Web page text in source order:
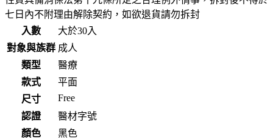
七日內不附理由解除契約，如欲退貨請勿拆封
入數
大於30入
對象與族群 成人
類型
醫療
款式
平面
尺寸
Free
認證
醫材字號
顏色
黑色